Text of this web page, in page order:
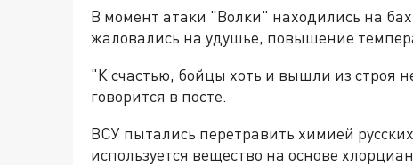
В момент атаки "Волки" находились на
жаловались на удушье, повышение
"К счастью, бойцы хоть и вышли из строя
говорится в посте.
ВСУ пытались перетравить химией
используется вещество на основе